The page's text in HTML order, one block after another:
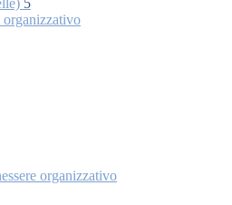
5
organizzativo
organizzativo